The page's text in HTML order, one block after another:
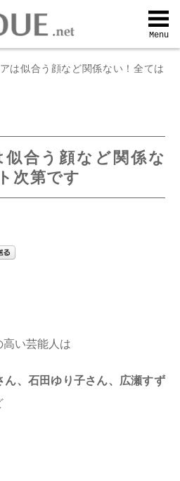
Menu
Q&A
Menu
は似合う顔など関係ない！全ては
合う顔など関係な
次第です
い芸能人は
ん、石田ゆり子さん、広瀬すず